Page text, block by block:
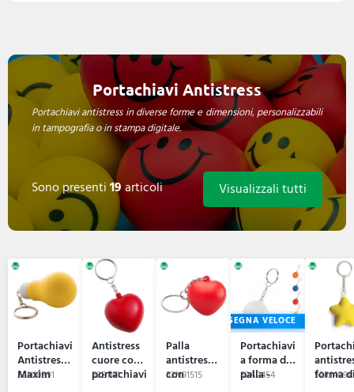
Portachiavi Antistress
Portachiavi antistress in diverse forme e dimensioni, personalizzabili
in tampografia o in stampa digitale.
Sono presenti19articoli Visualizzali tutti
Portachiavi
Antistress
Maxim
52N10391
Antistress
cuore con
portachiavi
52B1171
Palla
antistress
con
52N91515
CONSEGNA VELOCE
Portachiavi
a forma di
palla -
52A2454 forma
52R14098